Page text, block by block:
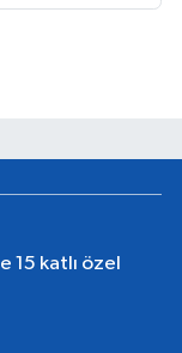
15 katlı özel